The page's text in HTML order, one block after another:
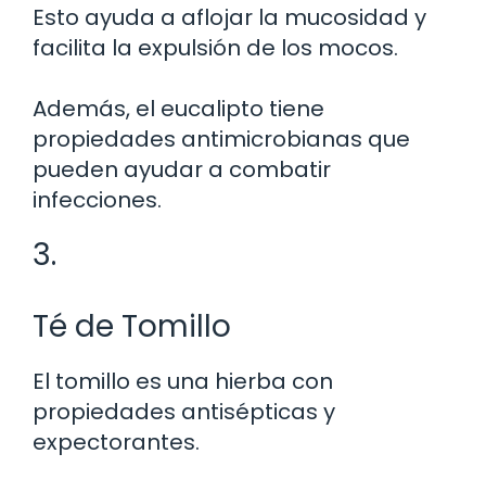
Esto ayuda a aflojar la mucosidad y
facilita la expulsión de los mocos.
Además, el eucalipto tiene
propiedades antimicrobianas que
pueden ayudar a combatir
infecciones.
3.
Té de Tomillo
El tomillo es una hierba con
propiedades antisépticas y
expectorantes.